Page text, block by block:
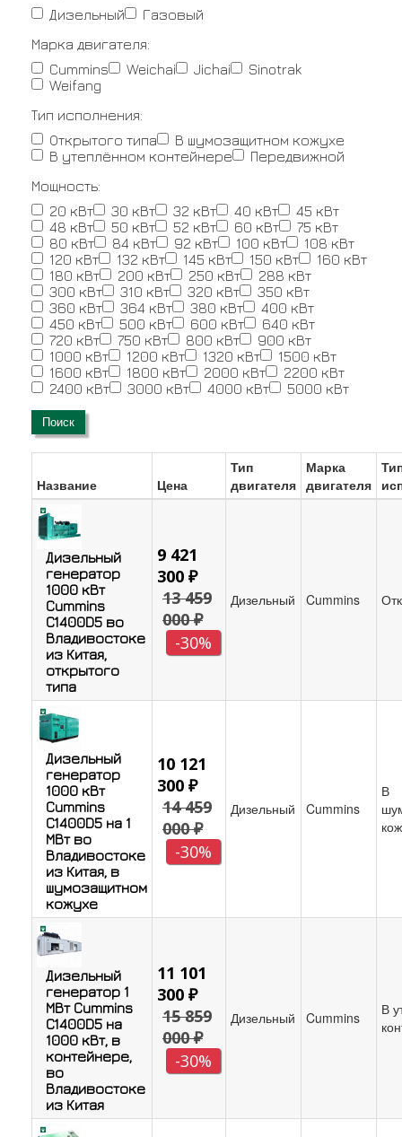
Дизельный
Газовый
Марка двигателя:
Cummins
Weichai Jichai
Sinotrak
Weifang
Тип исполнения:
Открытого типа
В шумозащитном кожухе
В утеплённом контейнере
Передвижной
Мощность:
20 кВт
30 кВт 32 кВт 40 кВт
45 кВт
48 кВт
50 кВт 52 кВт 60 кВт
75 кВт
80 кВт
84 кВт 92 кВт 100 кВт
108 кВт
120 кВт
132 кВт 145 кВт 150 кВт
160 кВт
180 кВт
200 кВт 250 кВт
288 кВт
300 кВт
310 кВт 320 кВт
350 кВт
360 кВт
364 кВт 380 кВт
400 кВт
450 кВт
500 кВт 600 кВт
640 кВт
720 кВт
750 кВт 800 кВт
900 кВт
1000 кВт
1200 кВт 1320 кВт
1500 кВт
1600 кВт
1800 кВт 2000 кВт
2200 кВт
2400 кВт
3000 кВт 4000 кВт 5000 кВт
Поиск
Название Цена
Тип
двигателя
Марка
двигателя
Дизельный
генератор
1000 кВт
Cummins
C1400D5 во
Владивостоке
из Китая,
открытого
типа
9 421
300 ₽
13 459
000 ₽
-30%
Дизельный Cummins
Дизельный
генератор
1000 кВт
Cummins
C1400D5 на 1
МВт во
Владивостоке
из Китая, в
шумозащитном
кожухе
10 121
300 ₽
14 459
000 ₽
-30%
Дизельный Cummins
В
Дизельный
генератор 1
МВт Cummins
C1400D5 на
1000 кВт, в
контейнере,
во
Владивостоке
из Китая
11 101
300 ₽
15 859
000 ₽
-30%
Дизельный Cummins
В